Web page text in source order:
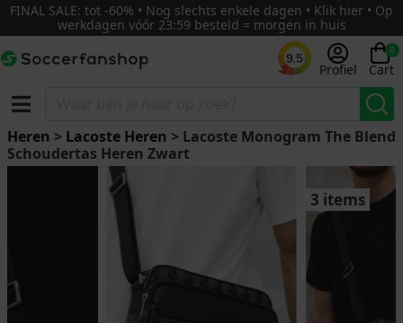
FINAL SALE: tot -60% • Nog slechts enkele dagen • Klik hier • Op
werkdagen vóór 23:59 besteld = morgen in huis
9.5
Profiel
0
Cart
Heren > Lacoste Heren > Lacoste Monogram The Blend
Schoudertas Heren Zwart
3 items